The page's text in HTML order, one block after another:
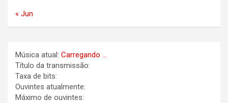
« Jun
Música atual: Carregando ...
Título da transmissão:
Taxa de bits:
Ouvintes atualmente:
Máximo de ouvintes: